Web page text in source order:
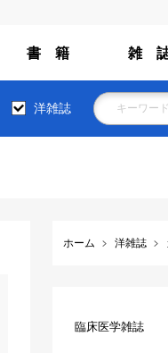
書 籍 雑
洋雑誌
ホーム 洋雑誌
臨床医学雑誌